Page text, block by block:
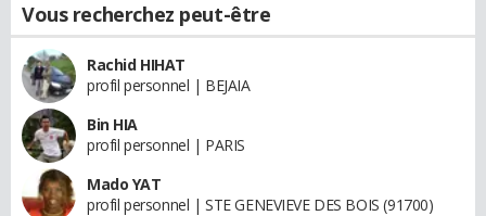
Vous recherchez peut-être
Rachid HIHAT
profil personnel | BEJAIA
Bin HIA
profil personnel | PARIS
Mado YAT
profil personnel | STE GENEVIEVE DES BOIS (91700)